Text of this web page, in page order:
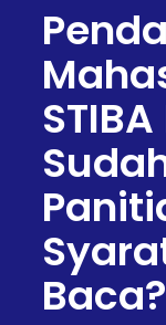
Baca?